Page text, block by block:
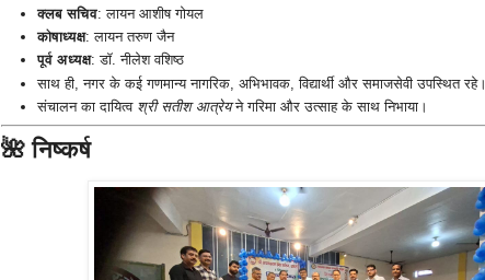
क्लब सचिव: लायन आशीष गोयल
कोषाध्यक्ष: लायन तरुण जैन
पूर्व अध्यक्ष: डॉ. नीलेश वशिष्ठ
साथ ही, नगर के कई गणमान्य नागरिक, अभिभावक, विद्यार्थी और समाजसेवी उपस्थित रहे।
संचालन का दायित्व श्री सतीश आत्रेयने गरिमा और उत्साह के साथ निभाया।
🌺 निष्कर्ष